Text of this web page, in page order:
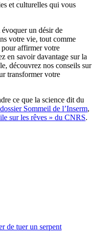
et culturelles qui vous
un désir de
votre vie, tout comme
pour affirmer votre
en savoir davantage sur la
découvrez nos conseils sur
transformer votre
ce que la science dit du
Sommeil de l’Inserm,
sur les rêves » du CNRS.
de tuer un serpent